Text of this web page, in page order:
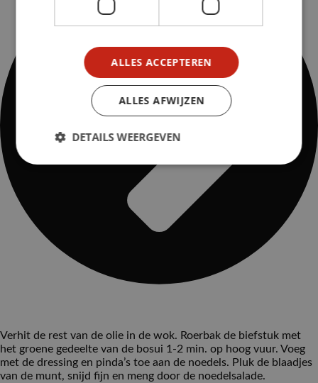
Verhit de rest van de olie in de wok. Roerbak de biefstuk met
het groene gedeelte van de bosui 1-2 min. op hoog vuur. Voeg
met de dressing en pinda’s toe aan de noedels. Pluk de blaadjes
van de munt, snijd fijn en meng door de noedelsalade.
ALLES ACCEPTEREN
ALLES AFWIJZEN
DETAILS WEERGEVEN